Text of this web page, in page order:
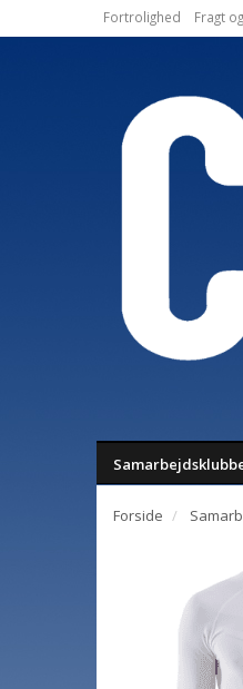
Fortrolighed Fragt
Forside